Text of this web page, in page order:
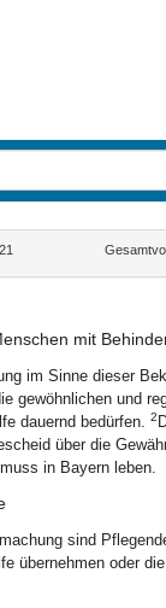
mit
im Sinne dieser
gewöhnlichen und
dauernd bedürfen. 2
über die
in Bayern leben.
sind
übernehmen oder